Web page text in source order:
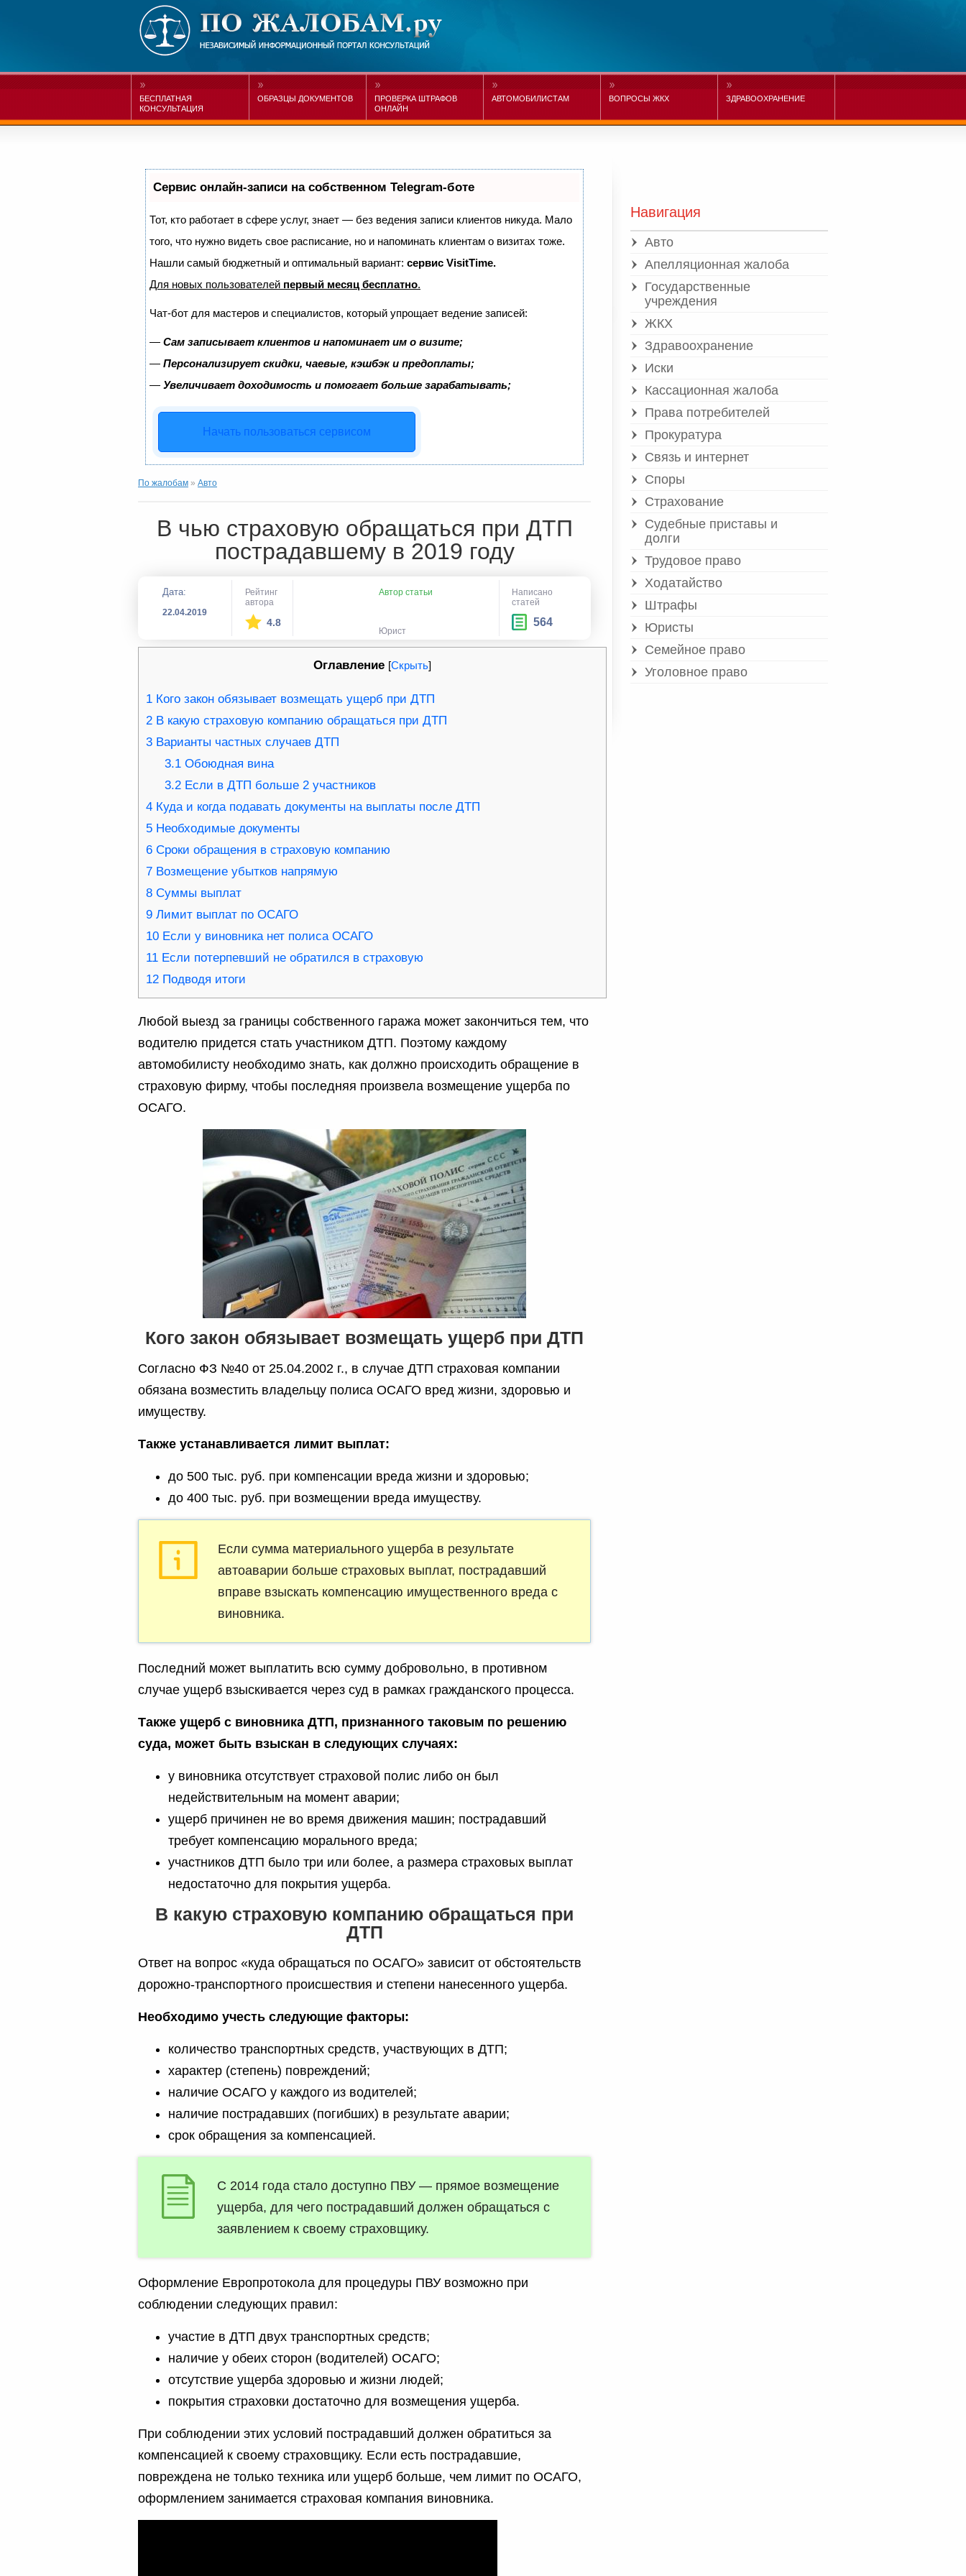
БЕСПЛАТНАЯ
КОНСУЛЬТАЦИЯ
ОБРАЗЦЫ ДОКУМЕНТОВ
ПРОВЕРКА ШТРАФОВ
ОНЛАЙН
АВТОМОБИЛИСТАМ ВОПРОСЫ ЖКХ ЗДРАВООХРАНЕНИЕ
Сервис онлайн-записи на собственном Telegram-боте
Тот, кто работает в сфере услуг, знает — без ведения записи клиентов никуда. Мало
того, что нужно видеть свое расписание, но и напоминать клиентам о визитах тоже.
Нашли самый бюджетный и оптимальный вариант: сервис VisitTime.
Для новых пользователей первый месяц бесплатно.
Чат-бот для мастеров и специалистов, который упрощает ведение записей:
— Сам записывает клиентов и напоминает им о визите;
— Персонализирует скидки, чаевые, кэшбэк и предоплаты;
— Увеличивает доходимость и помогает больше зарабатывать;
Начать пользоваться сервисом
По жалобам » Авто
В чью страховую обращаться при ДТП
пострадавшему в 2019 году
Дата:
22.04.2019
Рейтинг
автора
4.8
Автор статьи
Юрист
Написано
статей
564
Оглавление [Скрыть]
1 Кого закон обязывает возмещать ущерб при ДТП
2 В какую страховую компанию обращаться при ДТП
3 Варианты частных случаев ДТП
3.1Обоюдная вина
3.2Если в ДТП больше 2 участников
4 Куда и когда подавать документы на выплаты после ДТП
5 Необходимые документы
6 Сроки обращения в страховую компанию
7 Возмещение убытков напрямую
8 Суммы выплат
9 Лимит выплат по ОСАГО
10 Если у виновника нет полиса ОСАГО
11 Если потерпевший не обратился в страховую
12 Подводя итоги
Любой выезд за границы собственного гаража может закончиться тем, что
водителю придется стать участником ДТП. Поэтому каждому
автомобилисту необходимо знать, как должно происходить обращение в
страховую фирму, чтобы последняя произвела возмещение ущерба по
ОСАГО.
Кого закон обязывает возмещать ущерб при ДТП
Согласно ФЗ №40 от 25.04.2002 г., в случае ДТП страховая компании
обязана возместить владельцу полиса ОСАГО вред жизни, здоровью и
имуществу.
Также устанавливается лимит выплат:
до 500 тыс. руб. при компенсации вреда жизни и здоровью;
до 400 тыс. руб. при возмещении вреда имуществу.
Если сумма материального ущерба в результате
автоаварии больше страховых выплат, пострадавший
вправе взыскать компенсацию имущественного вреда с
виновника.
Последний может выплатить всю сумму добровольно, в противном
случае ущерб взыскивается через суд в рамках гражданского процесса.
Также ущерб с виновника ДТП, признанного таковым по решению
суда, может быть взыскан в следующих случаях:
у виновника отсутствует страховой полис либо он был
недействительным на момент аварии;
ущерб причинен не во время движения машин; пострадавший
требует компенсацию морального вреда;
участников ДТП было три или более, а размера страховых выплат
недостаточно для покрытия ущерба.
В какую страховую компанию обращаться при
ДТП
Ответ на вопрос «куда обращаться по ОСАГО» зависит от обстоятельств
дорожно-транспортного происшествия и степени нанесенного ущерба.
Необходимо учесть следующие факторы:
количество транспортных средств, участвующих в ДТП;
характер (степень) повреждений;
наличие ОСАГО у каждого из водителей;
наличие пострадавших (погибших) в результате аварии;
срок обращения за компенсацией.
С 2014 года стало доступно ПВУ — прямое возмещение
ущерба, для чего пострадавший должен обращаться с
заявлением к своему страховщику.
Оформление Европротокола для процедуры ПВУ возможно при
соблюдении следующих правил:
участие в ДТП двух транспортных средств;
наличие у обеих сторон (водителей) ОСАГО;
отсутствие ущерба здоровью и жизни людей;
покрытия страховки достаточно для возмещения ущерба.
При соблюдении этих условий пострадавший должен обратиться за
компенсацией к своему страховщику. Если есть пострадавшие,
повреждена не только техника или ущерб больше, чем лимит по ОСАГО,
оформлением занимается страховая компания виновника.
Навигация
Авто
Апелляционная жалоба
Государственные
учреждения
ЖКХ
Здравоохранение
Иски
Кассационная жалоба
Права потребителей
Прокуратура
Связь и интернет
Споры
Страхование
Судебные приставы и
долги
Трудовое право
Ходатайство
Штрафы
Юристы
Семейное право
Уголовное право